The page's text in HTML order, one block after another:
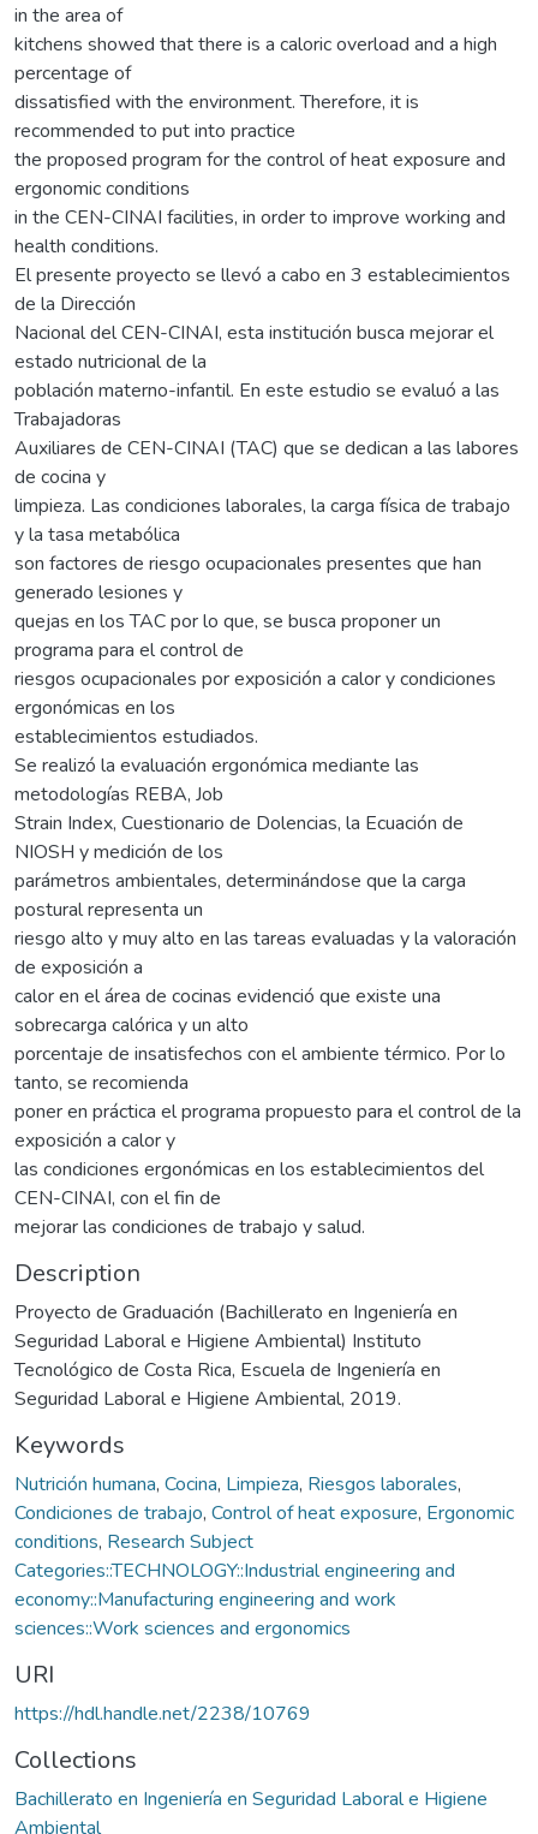
in the area of
kitchens showed that there is a caloric overload and a high
percentage of
dissatisfied with the environment. Therefore, it is
recommended to put into practice
the proposed program for the control of heat exposure and
ergonomic conditions
in the CEN-CINAI facilities, in order to improve working and
health conditions.
El presente proyecto se llevó a cabo en 3 establecimientos
de la Dirección
Nacional del CEN-CINAI, esta institución busca mejorar el
estado nutricional de la
población materno-infantil. En este estudio se evaluó a las
Trabajadoras
Auxiliares de CEN-CINAI (TAC) que se dedican a las labores
de cocina y
limpieza. Las condiciones laborales, la carga física de trabajo
y la tasa metabólica
son factores de riesgo ocupacionales presentes que han
generado lesiones y
quejas en los TAC por lo que, se busca proponer un
programa para el control de
riesgos ocupacionales por exposición a calor y condiciones
ergonómicas en los
establecimientos estudiados.
Se realizó la evaluación ergonómica mediante las
metodologías REBA, Job
Strain Index, Cuestionario de Dolencias, la Ecuación de
NIOSH y medición de los
parámetros ambientales, determinándose que la carga
postural representa un
riesgo alto y muy alto en las tareas evaluadas y la valoración
de exposición a
calor en el área de cocinas evidenció que existe una
sobrecarga calórica y un alto
porcentaje de insatisfechos con el ambiente térmico. Por lo
tanto, se recomienda
poner en práctica el programa propuesto para el control de la
exposición a calor y
las condiciones ergonómicas en los establecimientos del
CEN-CINAI, con el fin de
mejorar las condiciones de trabajo y salud.
Description
Proyecto de Graduación (Bachillerato en Ingeniería en
Seguridad Laboral e Higiene Ambiental) Instituto
Tecnológico de Costa Rica, Escuela de Ingeniería en
Seguridad Laboral e Higiene Ambiental, 2019.
Keywords
Nutrición humana, Cocina, Limpieza, Riesgos laborales,
Condiciones de trabajo, Control of heat exposure, Ergonomic
conditions, Research Subject
Categories::TECHNOLOGY::Industrial engineering and
economy::Manufacturing engineering and work
sciences::Work sciences and ergonomics
URI
https://hdl.handle.net/2238/10769
Collections
Bachillerato en Ingeniería en Seguridad Laboral e Higiene
Ambiental